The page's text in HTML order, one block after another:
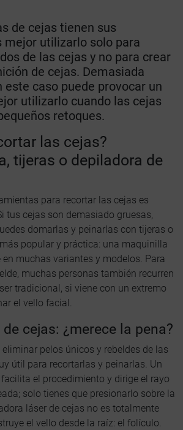
de cejas tienen sus
mejor utilizarlo solo para
de las cejas y no para crear
de cejas. Demasiada
caso puede provocar un
utilizarlo cuando las cejas
retoques.
las cejas?
tijeras o depiladora de
para recortar las cejas es
tus cejas son demasiado gruesas,
domarlas y peinarlas con tijeras o
popular y práctica: una maquinilla
muchas variantes y modelos. Para
muchas personas también recurren
tradicional, si viene con un extremo
el vello facial.
cejas: ¿merece la pena?
pelos únicos y rebeldes de las
útil para recortarlas y peinarlas. Un
el procedimiento y dirige el rayo
solo tienes que presionarlo sobre la
láser de cejas no es totalmente
el vello desde la raíz: el folículo.